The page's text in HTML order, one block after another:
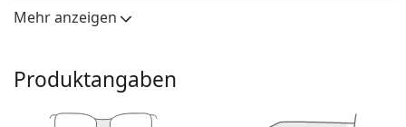
Brillen von Sea2see sind nicht nur ein modisches
Accessoire, sondern auch ein Zeichen für den Wandel
Natur.
Mehr anzeigen
Produktangaben